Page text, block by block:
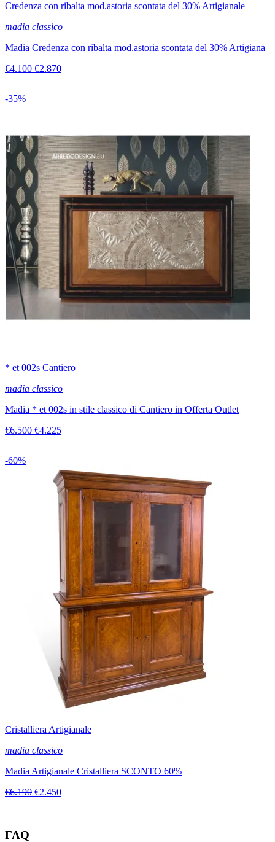
Credenza con ribalta mod.astoria scontata del 30% Artigianale
madia classico
Madia Credenza con ribalta mod.astoria scontata del 30% Artigiana
€4.100 €2.870
-35%
* et 002s Cantiero
madia classico
Madia * et 002s in stile classico di Cantiero in Offerta Outlet
€6.500 €4.225
-60%
Cristalliera Artigianale
madia classico
Madia Artigianale Cristalliera SCONTO 60%
€6.190 €2.450
FAQ